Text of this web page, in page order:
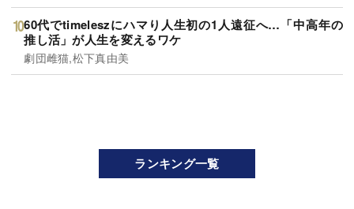
60代でtimeleszにハマり人生初の1人遠征へ…「中高年の
推し活」が人生を変えるワケ
劇団雌猫,松下真由美
ランキング一覧